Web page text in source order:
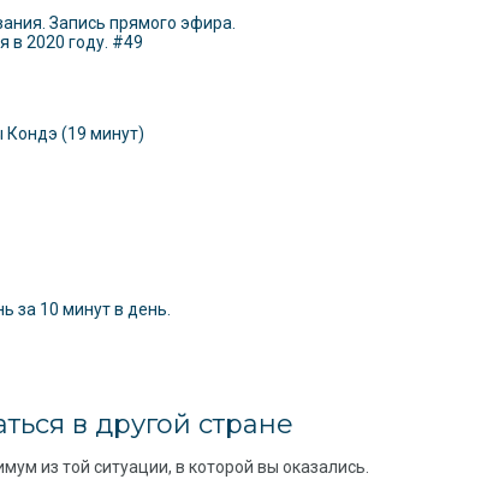
Запись прямого эфира.
в 2020 году. #49
(19 минут)
за 10 минут в день.
в другой стране
из той ситуации, в которой вы оказались.